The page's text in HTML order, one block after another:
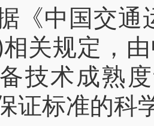
中国交通
关规定，
技术成熟
证标准的科